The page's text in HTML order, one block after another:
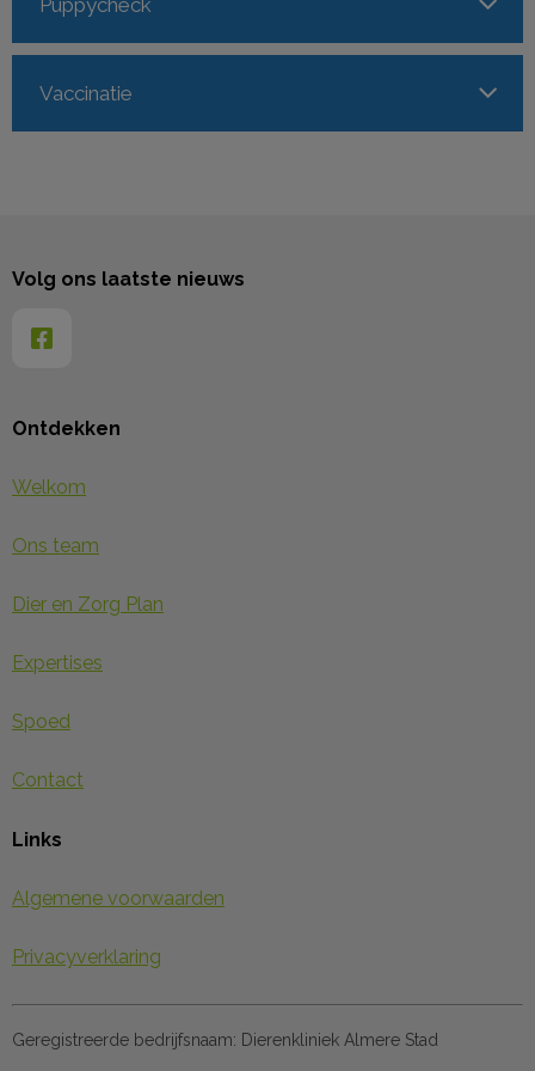
Puppycheck
Vaccinatie
Ontdekken
Welkom
Ons team
Dier en Zorg Plan
Expertises
Spoed
Contact
Links
Algemene voorwaarden
Privacyverklaring
Volg ons laatste nieuws
Geregistreerde bedrijfsnaam: Dierenkliniek Almere Stad